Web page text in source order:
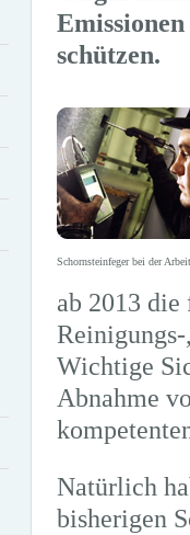
schützen.
Schornsteinfeger bei der
ab 2013
Wichtige
Abnahme
Natürlich
bisherigen